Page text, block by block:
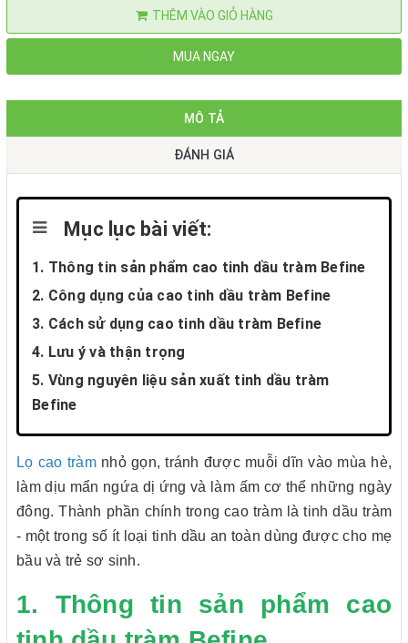
THÊM VÀO GIỎ HÀNG
MUA NGAY
MÔ TẢ
ĐÁNH GIÁ
Mục lục bài viết:
1. Thông tin sản phẩm cao tinh dầu tràm Befine
2. Công dụng của cao tinh dầu tràm Befine
3. Cách sử dụng cao tinh dầu tràm Befine
4. Lưu ý và thận trọng
5. Vùng nguyên liệu sản xuất tinh dầu tràm
Befine
Lọ cao tràmnhỏ gọn, tránh được muỗi dĩn vào mùa hè,
làm dịu mẩn ngứa dị ứng và làm ấm cơ thể những ngày
đông. Thành phần chính trong cao tràm là tinh dầu tràm
- một trong số ít loại tinh dầu an toàn dùng được cho mẹ
bầu và trẻ sơ sinh.
1. Thông tin sản phẩm cao